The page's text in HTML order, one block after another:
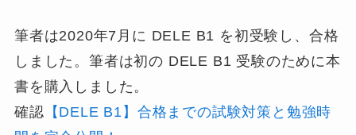
筆者は2020年7月に DELE B1 を初受験し、合格
しました。筆者は初の DELE B1 受験のために本
書を購入しました。
確認 【DELE B1】合格までの試験対策と勉強時